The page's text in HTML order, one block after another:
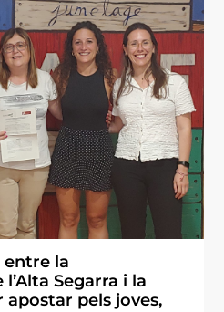
la
Segarra i la
apostar pels joves,